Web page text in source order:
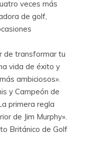
veces más
de golf,
de transformar tu
vida de éxito y
ambiciosos».
y Campeón de
primera regla
de Jim Murphy».
Británico de Golf